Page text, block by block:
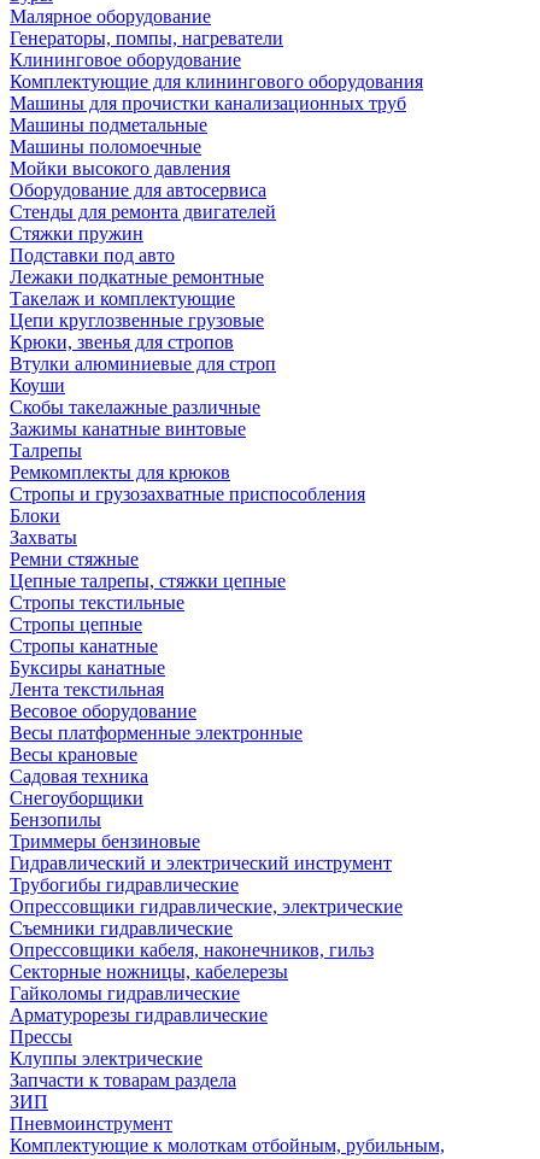
Малярное оборудование
Генераторы, помпы, нагреватели
Клининговое оборудование
Комплектующие для клинингового оборудования
Машины для прочистки канализационных труб
Машины подметальные
Машины поломоечные
Мойки высокого давления
Оборудование для автосервиса
Стенды для ремонта двигателей
Стяжки пружин
Подставки под авто
Лежаки подкатные ремонтные
Такелаж и комплектующие
Цепи круглозвенные грузовые
Крюки, звенья для стропов
Втулки алюминиевые для строп
Коуши
Скобы такелажные различные
Зажимы канатные винтовые
Талрепы
Ремкомплекты для крюков
Стропы и грузозахватные приспособления
Блоки
Захваты
Ремни стяжные
Цепные талрепы, стяжки цепные
Стропы текстильные
Стропы цепные
Стропы канатные
Буксиры канатные
Лента текстильная
Весовое оборудование
Весы платформенные электронные
Весы крановые
Садовая техника
Снегоуборщики
Бензопилы
Триммеры бензиновые
Гидравлический и электрический инструмент
Трубогибы гидравлические
Опрессовщики гидравлические, электрические
Съемники гидравлические
Опрессовщики кабеля, наконечников, гильз
Секторные ножницы, кабелерезы
Гайколомы гидравлические
Арматурорезы гидравлические
Прессы
Клуппы электрические
Запчасти к товарам раздела
ЗИП
Пневмоинструмент
Комплектующие к молоткам отбойным, рубильным,